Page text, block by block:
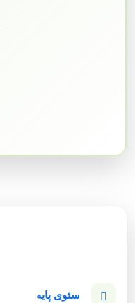
سئوی پایه